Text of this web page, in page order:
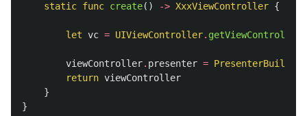
static func create() -> XxxViewController {
let vc = UIViewController.
viewController. presenter = PresenterBuilder
return viewController
}
}